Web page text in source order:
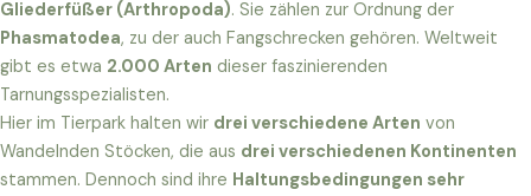
Gliederfüßer (Arthropoda). Sie zählen zur Ordnung der
Phasmatodea, zu der auch Fangschrecken gehören. Weltweit
gibt es etwa 2.000 Arten dieser faszinierenden
Tarnungsspezialisten.
Hier im Tierpark halten wir drei verschiedene Arten von
Wandelnden Stöcken, die aus drei verschiedenen Kontinenten
stammen. Dennoch sind ihre Haltungsbedingungen sehr